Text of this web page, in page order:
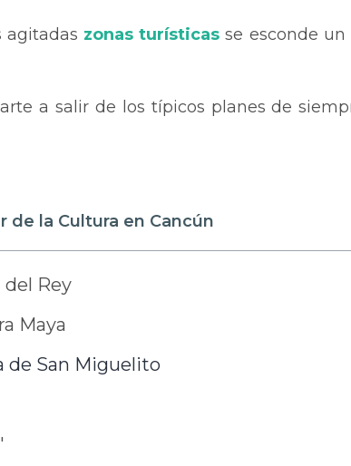
agitadas zonas turísticas se esconde
a salir de los típicos planes de
de la Cultura en Cancún
del Rey
Maya
de San Miguelito